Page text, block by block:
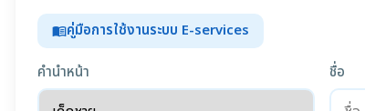
menu_bookคู่มือการใช้งานระบบ E-services
คำนำหน้า
ชื่อ